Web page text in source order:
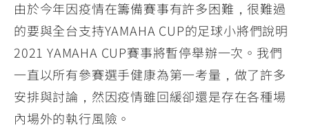
YZF-R7
550+
YZF-R3
251~549
AMT
550+
MT-
07
Y-
MT-
XSR
155
150
XMAX
251~549
NMAX
150
CYGNUS
X
125
Vinoora
125
PW50
50
125
JOG
125
由於今年因疫情在籌備賽事有許多困難，很難過
的要與全台支持YAMAHA CUP的足球小將們說明
2021 YAMAHA CUP賽事將暫停舉辦一次。我們
一直以所有參賽選手健康為第一考量，做了許多
安排與討論，然因疫情雖回緩卻還是存在各種場
內場外的執行風險。